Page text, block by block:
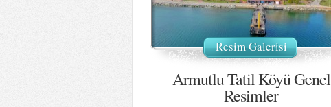
Resim Galerisi
Armutlu Tatil Köyü Genel
Resimler